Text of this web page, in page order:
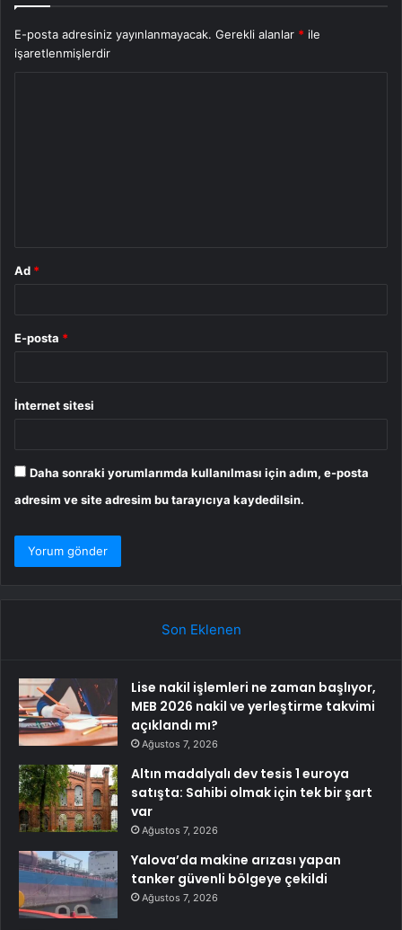
E-posta adresiniz yayınlanmayacak. Gerekli alanlar * ile
işaretlenmişlerdir
Ad *
E-posta *
İnternet sitesi
Daha sonraki yorumlarımda kullanılması için adım, e-posta
adresim ve site adresim bu tarayıcıya kaydedilsin.
Son Eklenen
Lise nakil işlemleri ne zaman başlıyor,
MEB 2026 nakil ve yerleştirme takvimi
açıklandı mı?
Ağustos 7, 2026
Altın madalyalı dev tesis 1 euroya
satışta: Sahibi olmak için tek bir şart
var
Ağustos 7, 2026
Yalova’da makine arızası yapan
tanker güvenli bölgeye çekildi
Ağustos 7, 2026